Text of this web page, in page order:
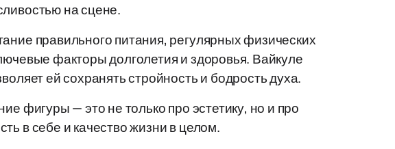
на сцене.
правильного питания, регулярных физических
факторы долголетия и здоровья. Вайкуле
ей сохранять стройность и бодрость духа.
фигуры — это не только про эстетику, но и про
в себе и качество жизни в целом.